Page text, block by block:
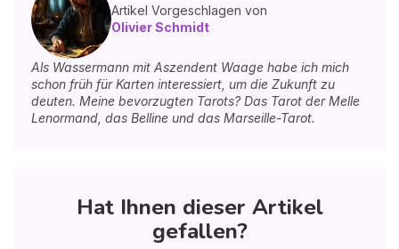
Artikel Vorgeschlagen von
Olivier Schmidt
Als Wassermann mit Aszendent Waage habe ich mich
schon früh für Karten interessiert, um die Zukunft zu
deuten. Meine bevorzugten Tarots? Das Tarot der Melle
Lenormand, das Belline und das Marseille-Tarot.
Hat Ihnen dieser Artikel
gefallen?